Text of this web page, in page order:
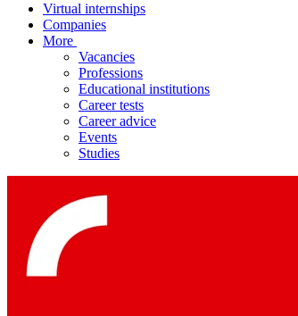
Virtual internships
Companies
More
Vacancies
Professions
Educational institutions
Career tests
Career advice
Events
Studies